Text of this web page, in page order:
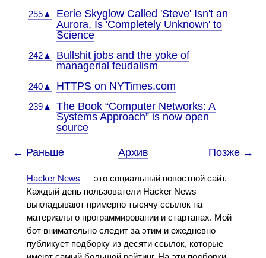
255▲
Eerie Skyglow Called 'Steve' Isn't an
Aurora, Is 'Completely Unknown' to
Science
242▲
Bullshit jobs and the yoke of
managerial feudalism
240▲ HTTPS on NYTimes.com
239▲
The Book “Computer Networks: A
Systems Approach” is now open
source
← Раньше Архив Позже →
Hacker News — это социальный новостной сайт.
Каждый день пользователи Hacker News
выкладывают примерно тысячу ссылок на
материалы о программировании и стартапах. Мой
бот внимательно следит за этим и ежедневно
публикует подборку из десяти ссылок, которые